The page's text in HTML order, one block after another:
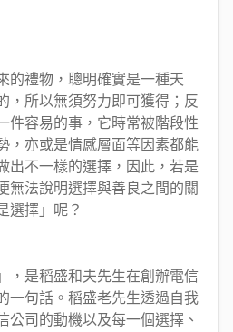
的禮物，聰明確實是一種天
，所以無須努力即可獲得；反
件容易的事，它時常被階段性
，亦或是情感層面等因素都能
出不一樣的選擇，因此，若是
無法說明選擇與善良之間的關
選擇」呢？
，是稻盛和夫先生在創辦電信
一句話。稻盛老先生透過自我
公司的動機以及每一個選擇、